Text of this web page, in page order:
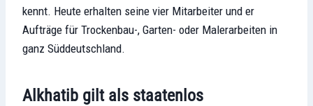
kennt. Heute erhalten seine vier Mitarbeiter und er
Aufträge für Trockenbau-, Garten- oder Malerarbeiten in
ganz Süddeutschland.
Alkhatib gilt als staatenlos